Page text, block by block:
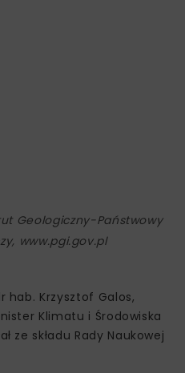
Geologiczny-Państwowy
www.pgi.gov.pl
hab. Krzysztof Galos,
Klimatu i Środowiska
ze składu Rady Naukowej